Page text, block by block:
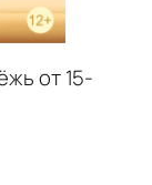
от 15-